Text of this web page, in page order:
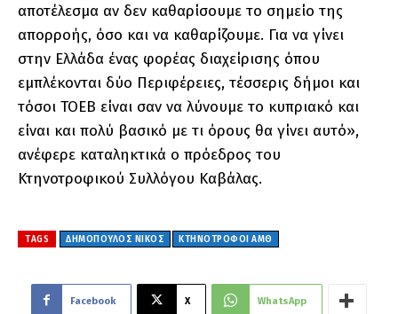
αποτέλεσμα αν δεν καθαρίσουμε το σημείο της
απορροής, όσο και να καθαρίζουμε. Για να γίνει
στην Ελλάδα ένας φορέας διαχείρισης όπου
εμπλέκονται δύο Περιφέρειες, τέσσερις δήμοι και
τόσοι ΤΟΕΒ είναι σαν να λύνουμε το κυπριακό και
είναι και πολύ βασικό με τι όρους θα γίνει αυτό»,
ανέφερε καταληκτικά ο πρόεδρος του
Κτηνοτροφικού Συλλόγου Καβάλας.
TAGS ΔΗΜΟΠΟΥΛΟΣ ΝΙΚΟΣ ΚΤΗΝΟΤΡΟΦΟΙ ΑΜΘ
Facebook X WhatsApp